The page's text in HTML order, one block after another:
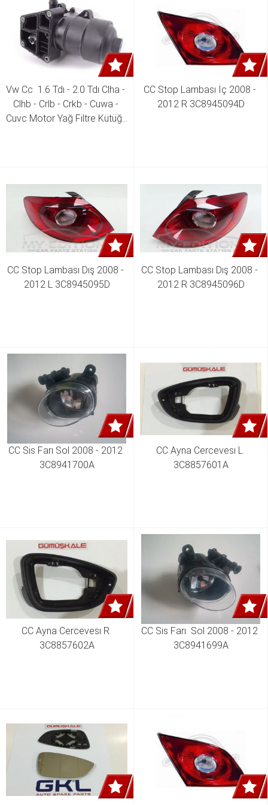
Vw Cc  1.6 Tdı - 2.0 Tdı Clha -
Clhb - Crlb - Crkb - Cuwa -
Cuvc Motor Yağ Filtre Kütüğü
CC Stop Lambası İç 2008 -
2012 R 3C8945094D
CC Stop Lambası Dış 2008 -
2012 L 3C8945095D
CC Stop Lambası Dış 2008 -
2012 R 3C8945096D
CC Sis Farı Sol 2008 - 2012
3C8941700A
CC Ayna Cercevesı L
3C8857601A
CC Ayna Cercevesı R
3C8857602A
CC Sis Farı  Sol 2008 - 2012
3C8941699A